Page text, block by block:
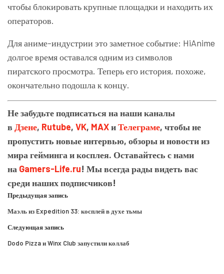
чтобы блокировать крупные площадки и находить их
операторов.
Для аниме-индустрии это заметное событие: HiAnime
долгое время оставался одним из символов
пиратского просмотра. Теперь его история, похоже,
окончательно подошла к концу.
Не забудьте подписаться на наши каналы
в Дзене, Rutube, VK, MAXиТелеграме, чтобы не
пропустить новые интервью, обзоры и новости из
мира гейминга и косплея. Оставайтесь с нами
на Gamers-Life.ru! Мы всегда рады видеть вас
среди наших подписчиков!
Предыдущая запись
Маэль из Expedition 33: косплей в духе тьмы
Следующая запись
Dodo Pizza и Winx Club запустили коллаб